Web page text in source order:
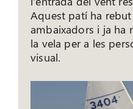
Aquest patí ha
ambaixadors i ja ha
la vela per a les
visual.